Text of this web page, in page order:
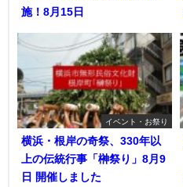
施！8月15日
イベント・お祭り
横浜・根岸の奇祭、330年以
上の伝統行事「榊祭り」8月9
日 開催しました